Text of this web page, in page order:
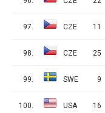
97. CZE 11
98. CZE 25
99. SWE 9
100. USA 16